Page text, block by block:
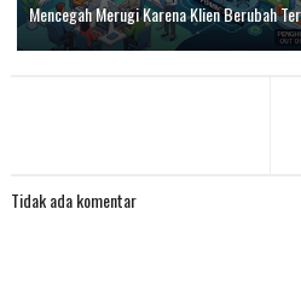
Mencegah Merugi Karena Klien Berubah
Tidak ada komentar